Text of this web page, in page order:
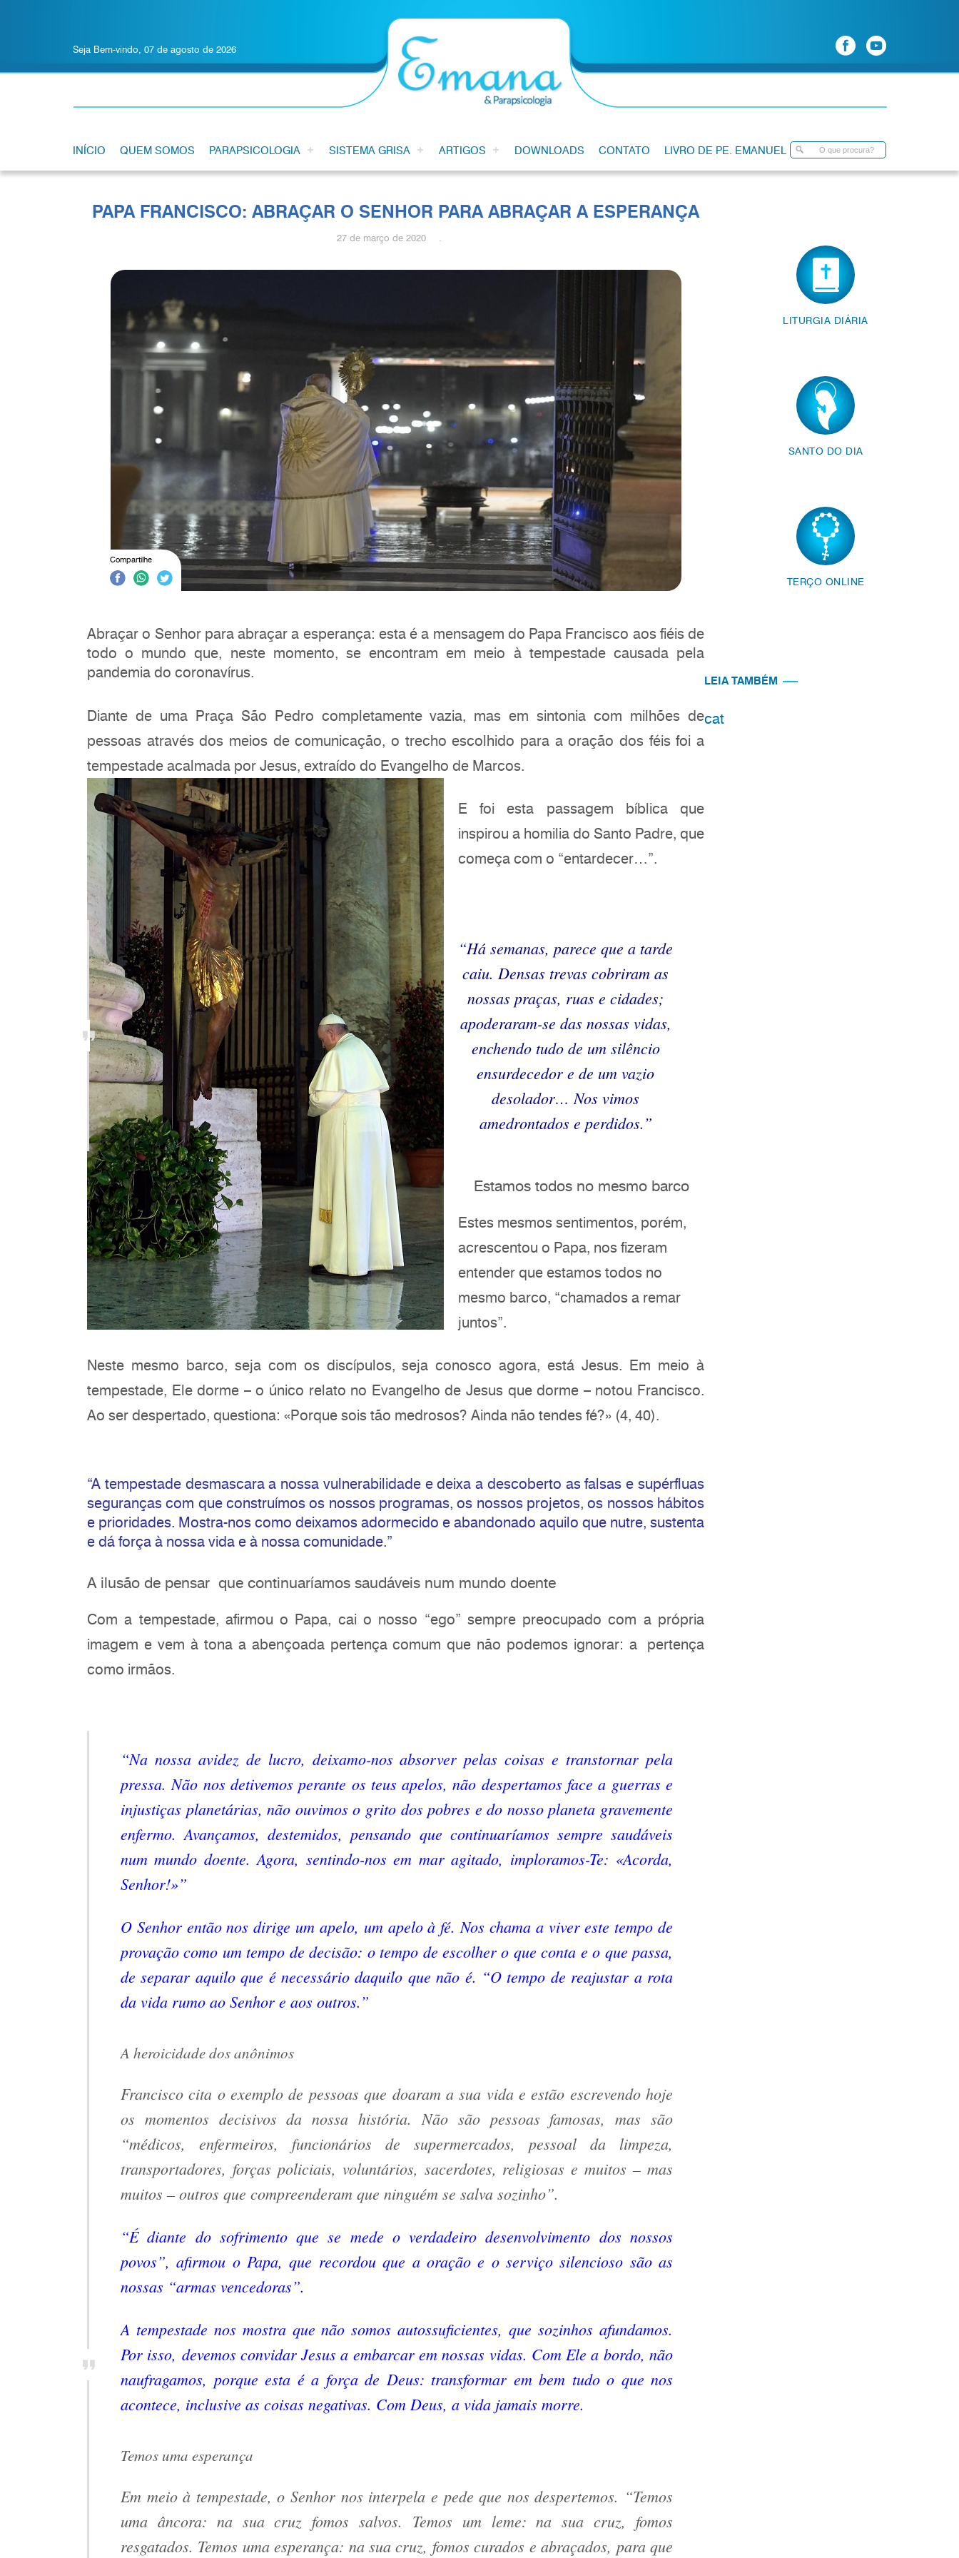
Seja Bem-vindo, 07 de agosto de 2026
INÍCIO QUEM SOMOS PARAPSICOLOGIA SISTEMA GRISA ARTIGOS DOWNLOADS CONTATO LIVRO DE PE. EMANUEL
PAPA FRANCISCO: ABRAÇAR O SENHOR PARA ABRAÇAR A ESPERANÇA
27 de março de 2020 .
Compartilhe
Abraçar o Senhor para abraçar a esperança: esta é a mensagem do Papa Francisco aos fiéis de
todo o mundo que, neste momento, se encontram em meio à tempestade causada pela
pandemia do coronavírus.
Diante de uma Praça São Pedro completamente vazia, mas em sintonia com milhões de
pessoas através dos meios de comunicação, o trecho escolhido para a oração dos féis foi a
tempestade acalmada por Jesus, extraído do Evangelho de Marcos.
E foi esta passagem bíblica que
inspirou a homilia do Santo Padre, que
começa com o “entardecer…”.
“Há semanas, parece que a tarde
caiu. Densas trevas cobriram as
nossas praças, ruas e cidades;
apoderaram-se das nossas vidas,
enchendo tudo de um silêncio
ensurdecedor e de um vazio
desolador… Nos vimos
amedrontados e perdidos.”
Estamos todos no mesmo barco
Estes mesmos sentimentos, porém,
acrescentou o Papa, nos fizeram
entender que estamos todos no
mesmo barco, “chamados a remar
juntos”.
Neste mesmo barco, seja com os discípulos, seja conosco agora, está Jesus. Em meio à
tempestade, Ele dorme – o único relato no Evangelho de Jesus que dorme – notou Francisco.
Ao ser despertado, questiona: «Porque sois tão medrosos? Ainda não tendes fé?» (4, 40).
“A tempestade desmascara a nossa vulnerabilidade e deixa a descoberto as falsas e supérfluas
seguranças com que construímos os nossos programas, os nossos projetos, os nossos hábitos
e prioridades. Mostra-nos como deixamos adormecido e abandonado aquilo que nutre, sustenta
e dá força à nossa vida e à nossa comunidade.”
A ilusão de pensar que continuaríamos saudáveis num mundo doente
Com a tempestade, afirmou o Papa, cai o nosso “ego” sempre preocupado com a própria
imagem e vem à tona a abençoada pertença comum que não podemos ignorar: a pertença
como irmãos.
“Na nossa avidez de lucro, deixamo-nos absorver pelas coisas e transtornar pela
pressa. Não nos detivemos perante os teus apelos, não despertamos face a guerras e
injustiças planetárias, não ouvimos o grito dos pobres e do nosso planeta gravemente
enfermo. Avançamos, destemidos, pensando que continuaríamos sempre saudáveis
num mundo doente. Agora, sentindo-nos em mar agitado, imploramos-Te: «Acorda,
Senhor!»”
O Senhor então nos dirige um apelo, um apelo à fé. Nos chama a viver este tempo de
provação como um tempo de decisão: o tempo de escolher o que conta e o que passa,
de separar aquilo que é necessário daquilo que não é. “O tempo de reajustar a rota
da vida rumo ao Senhor e aos outros.”
A heroicidade dos anônimos
Francisco cita o exemplo de pessoas que doaram a sua vida e estão escrevendo hoje
os momentos decisivos da nossa história. Não são pessoas famosas, mas são
“médicos, enfermeiros, funcionários de supermercados, pessoal da limpeza,
transportadores, forças policiais, voluntários, sacerdotes, religiosas e muitos – mas
muitos – outros que compreenderam que ninguém se salva sozinho”.
“É diante do sofrimento que se mede o verdadeiro desenvolvimento dos nossos
povos”, afirmou o Papa, que recordou que a oração e o serviço silencioso são as
nossas “armas vencedoras”.
A tempestade nos mostra que não somos autossuficientes, que sozinhos afundamos.
Por isso, devemos convidar Jesus a embarcar em nossas vidas. Com Ele a bordo, não
naufragamos, porque esta é a força de Deus: transformar em bem tudo o que nos
acontece, inclusive as coisas negativas. Com Deus, a vida jamais morre.
Temos uma esperança
Em meio à tempestade, o Senhor nos interpela e pede que nos despertemos. “Temos
uma âncora: na sua cruz fomos salvos. Temos um leme: na sua cruz, fomos
resgatados. Temos uma esperança: na sua cruz, fomos curados e abraçados, para que
LITURGIA DIÁRIA
SANTO DO DIA
TERÇO ONLINE
LEIA TAMBÉM
cat